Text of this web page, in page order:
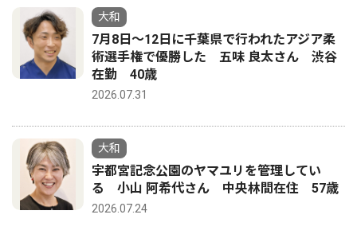
大和
7月8日〜12日に千葉県で行われたアジア柔
術選手権で優勝した 五味 良太さん 渋谷
在勤 40歳
2026.07.31
大和
宇都宮記念公園のヤマユリを管理してい
る 小山 阿希代さん 中央林間在住 57歳
2026.07.24